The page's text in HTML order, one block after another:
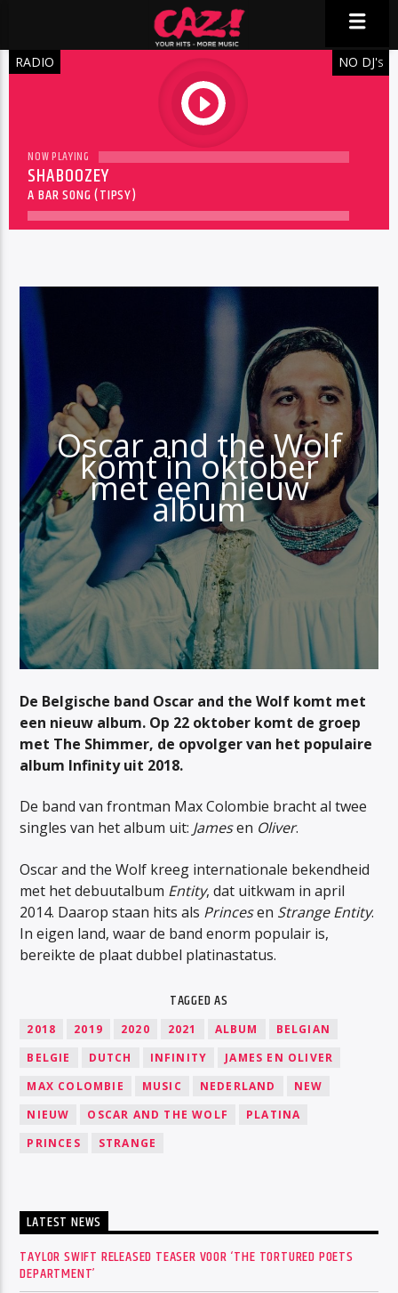
RADIO
play
NO DJ'S
NOW PLAYING
SHABOOZEY
A BAR SONG (TIPSY)
Oscar and the Wolf
komt in oktober
met een nieuw
album
De Belgische band Oscar and the Wolf komt met
een nieuw album. Op 22 oktober komt de groep
met The Shimmer, de opvolger van het populaire
album Infinityuit 2018.
De band van frontman Max Colombie bracht al twee
singles van het album uit: Jamesen Oliver.
Oscar and the Wolf kreeg internationale bekendheid
met het debuutalbum Entity, dat uitkwam in april
2014. Daarop staan hits als Princesen Strange Entity.
In eigen land, waar de band enorm populair is,
bereikte de plaat dubbel platinastatus.
TAGGED AS
2018 2019 2020 2021 ALBUM
BELGIAN
BELGIE
DUTCH INFINITY
JAMES EN OLIVER
MAX COLOMBIE
MUSIC NEDERLAND
NEW
NIEUW
OSCAR AND THE WOLF
PLATINA
PRINCES
STRANGE
LATEST NEWS
TAYLOR SWIFT RELEASED TEASER VOOR ‘THE TORTURED POETS
DEPARTMENT’